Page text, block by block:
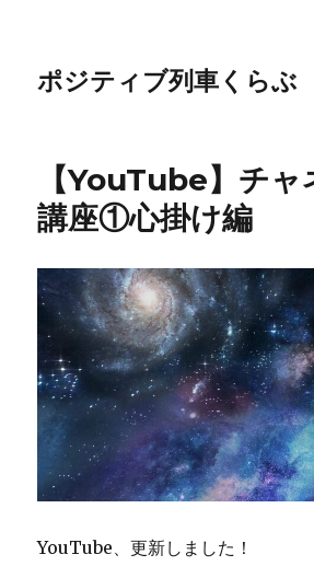
ポジティブ列車くらぶ
【YouTube】チ
講座①心掛け編
YouTube、更新しました！